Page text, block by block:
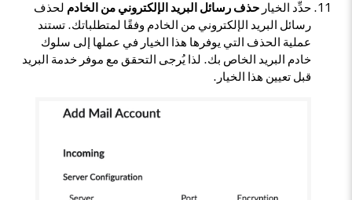
حدِّد الخيارحذف رسائل البريد الإلكتروني من الخادم لحذف
رسائل البريد الإلكتروني من الخادم وفقًا لمتطلباتك. تستند
عملية الحذف التي يوفرها هذا الخيار في عملها إلى سلوك
خادم البريد الخاص بك. لذا يُرجى التحقق مع موفر خدمة البريد
قبل تعيين هذا الخيار.